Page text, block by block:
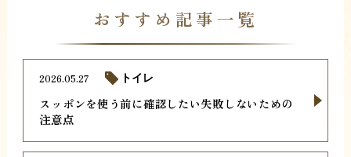
おすすめ記事一覧
スッポンを使う前に確認したい失敗しないための
注意点
2026.05.27 トイレ